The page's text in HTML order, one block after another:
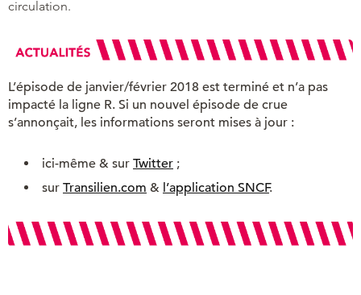
circulation.
L’épisode de janvier/février 2018 est terminé et n’a pas
impacté la ligne R. Si un nouvel épisode de crue
s’annonçait, les informations seront mises à jour :
ici-même & sur Twitter ;
sur Transilien.com & l’application SNCF.